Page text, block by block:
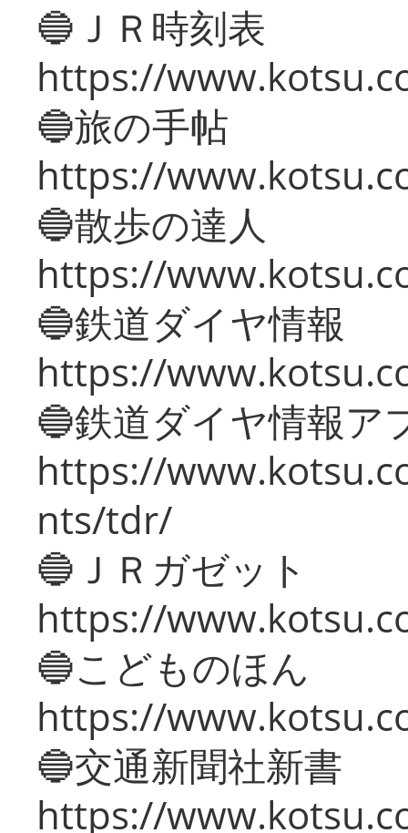
🔵ＪＲ時刻表
https://
🔵旅の手帖
https://
🔵散歩の達人
https://
🔵鉄道ダイヤ情報
https://
🔵鉄道ダイヤ情報ア
https://
nts/tdr/
🔵ＪＲガゼット
https://
🔵こどものほん
https://
🔵交通新聞社新書
https://